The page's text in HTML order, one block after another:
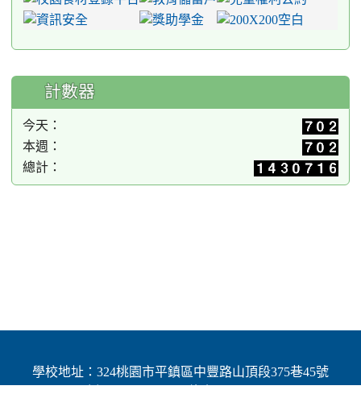
計數器
今天：
本週：
總計：
學校地址：324桃園市平鎮區中豐路山頂段375巷45號